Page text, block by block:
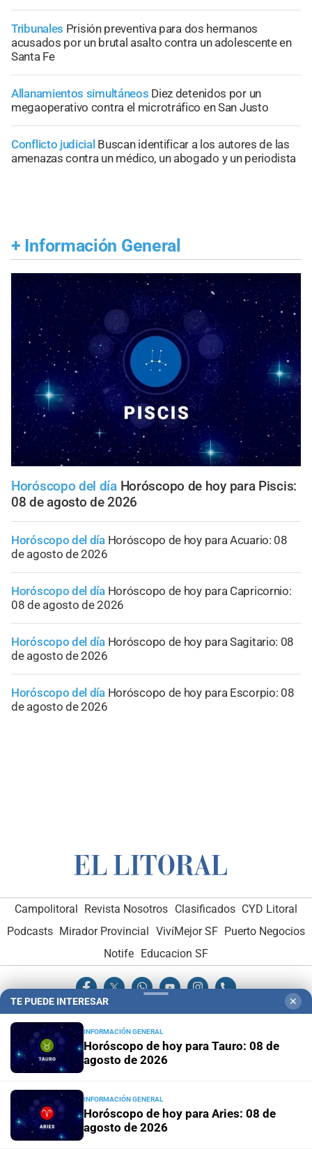
Tribunales Prisión preventiva para dos hermanos
acusados por un brutal asalto contra un adolescente en
Santa Fe
Allanamientos simultáneos Diez detenidos por un
megaoperativo contra el microtráfico en San Justo
Conflicto judicial Buscan identificar a los autores de las
amenazas contra un médico, un abogado y un periodista
+ Información General
Horóscopo del día Horóscopo de hoy para Piscis:
08 de agosto de 2026
Horóscopo del día Horóscopo de hoy para Acuario: 08
de agosto de 2026
Horóscopo del día Horóscopo de hoy para Capricornio:
08 de agosto de 2026
Horóscopo del día Horóscopo de hoy para Sagitario: 08
de agosto de 2026
Horóscopo del día Horóscopo de hoy para Escorpio: 08
de agosto de 2026
Campolitoral Revista Nosotros Clasificados CYD Litoral
Podcasts Mirador Provincial VivíMejor SF Puerto Negocios
Notife Educacion SF
Hemeroteca Digital (1930-1979)
Opcionales con El Litoral
TE PUEDE INTERESAR ✕
INFORMACIÓN GENERAL
Horóscopo de hoy para Tauro: 08 de
agosto de 2026
INFORMACIÓN GENERAL
Horóscopo de hoy para Aries: 08 de
agosto de 2026